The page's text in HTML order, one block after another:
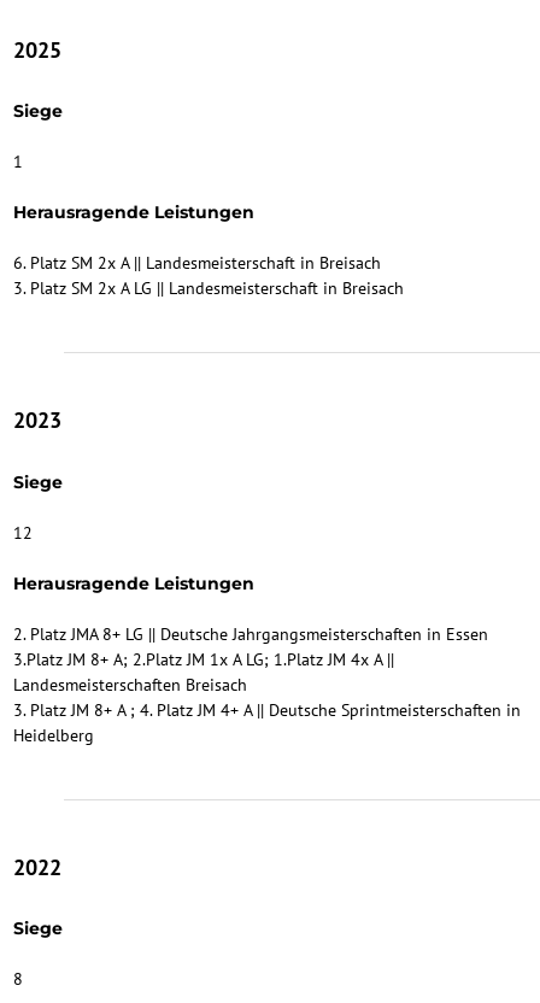
2025
Siege
1
Herausragende Leistungen
6. Platz SM 2x A || Landesmeisterschaft in Breisach
3. Platz SM 2x A LG || Landesmeisterschaft in Breisach
2023
Siege
12
Herausragende Leistungen
2. Platz JMA 8+ LG || Deutsche Jahrgangsmeisterschaften in Essen
3.Platz JM 8+ A; 2.Platz JM 1x A LG; 1.Platz JM 4x A ||
Landesmeisterschaften Breisach
3. Platz JM 8+ A ; 4. Platz JM 4+ A || Deutsche Sprintmeisterschaften in
Heidelberg
2022
Siege
8